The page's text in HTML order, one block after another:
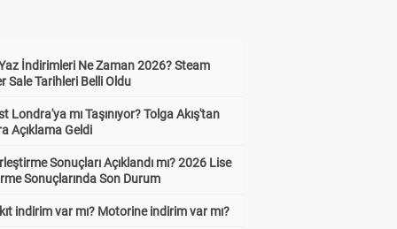
İndirimleri Ne Zaman 2026? Steam
Sale Tarihleri Belli Oldu
Londra'ya mı Taşınıyor? Tolga Akış'tan
Açıklama Geldi
Sonuçları Açıklandı mı? 2026 Lise
Sonuçlarında Son Durum
indirim var mı? Motorine indirim var mı?